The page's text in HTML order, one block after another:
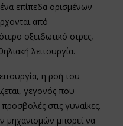
επίπεδα ορισμένων
από
οξειδωτικό στρες,
λειτουργία.
η ροή του
γεγονός που
στις γυναίκες.
μηχανισμών μπορεί να